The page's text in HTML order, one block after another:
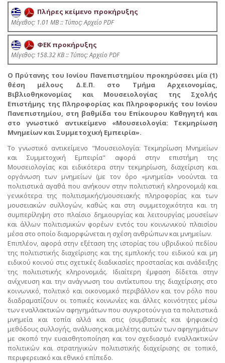
Πλήρες κείμενο προκήρυξης
Mέγεθος: 1.01 MB :: Τύπος: Αρχείο PDF
ΦΕΚ προκήρυξης
Mέγεθος: 158.32 KB :: Τύπος: Αρχείο PDF
Ο Πρύτανης του Ιονίου Πανεπιστημίου προκηρύσσει μία (1)
θέση μέλους Δ.Ε.Π. στο Τμήμα Αρχειονομίας,
Βιβλιοθηκονομίας και Μουσειολογίας της Σχολής
Επιστήμης της Πληροφορίας και Πληροφορικής του Ιονίου
Πανεπιστημίου, στη βαθμίδα του Επίκουρου Καθηγητή και
στο γνωστικό αντικείμενο «Μουσειολογία: Τεκμηρίωση
Μνημείων και Συμμετοχική Εμπειρία».
Το γνωστικό αντικείμενο "Μουσειολογία: Τεκμηρίωση Μνημείων
και Συμμετοχική Εμπειρία" αφορά στην επιστήμη της
Μουσειολογίας και ειδικότερα στην τεκμηρίωση, διαχείριση και
οργάνωση των μνημείων (με τον όρο «μνημεία» νοούνται τα
πολιτιστικά αγαθά που ανήκουν στην πολιτιστική κληρονομιά) και
γενικότερα της πολιτισμικής/μουσειακής πληροφορίας και των
μουσειακών συλλογών, καθώς και στη συμμετοχικότητα και τη
συμπερίληψη στο πλαίσιο δημιουργίας και λειτουργίας μουσείων
και άλλων πολιτισμικών φορέων εντός του κοινωνικού πλαισίου
μέσα στο οποίο διαμορφώνεται η σχέση ανθρώπων και μνημείων.
Επιπλέον, αφορά στην εξέταση της ιστορίας του υβριδικού πεδίου
της πολιτιστικής διαχείρισης και της εμπλοκής του ειδικού και μη
ειδικού κοινού στις σχετικές διαδικασίες προστασίας και ανάδειξης
της πολιτιστικής κληρονομιάς. Ιδιαίτερη έμφαση δίδεται στην
ανίχνευση και την ανάγνωση του αντίκτυπου της διαχείρισης στο
κοινωνικό, πολιτικό και οικονομικό περιβάλλον και τον ρόλο που
διαδραματίζουν οι τοπικές κοινωνίες και άλλες κοινότητες μέσω
των εναλλακτικών αφηγημάτων που συγκροτούν για τα πολιτιστικά
μνημεία και τοπία αλλά και στις (συμβατικές και ψηφιακές)
μεθόδους συλλογής, ανάλυσης και μελέτης αυτών των αφηγημάτων
με σκοπό την ευαισθητοποίηση και τον σχεδιασμό εναλλακτικών
πολιτικών και στρατηγικών πολιτιστικής διαχείρισης σε τοπικό,
περιφερειακό και εθνικό επίπεδο.